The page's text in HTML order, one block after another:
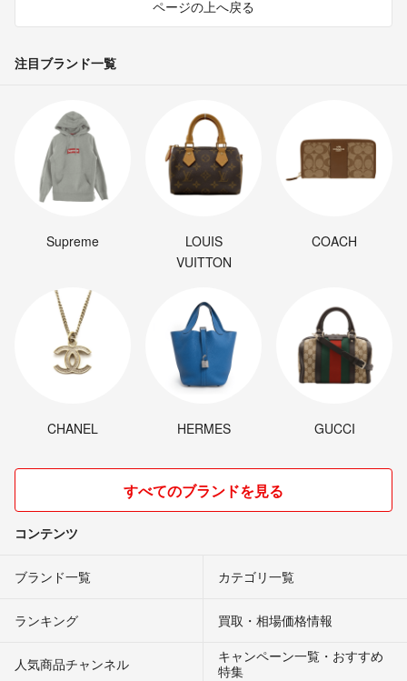
ページの上へ戻る
注目ブランド一覧
Supreme
LOUIS
VUITTON
COACH
CHANEL HERMES GUCCI
すべてのブランドを見る
コンテンツ
ブランド一覧 カテゴリ一覧
ランキング 買取・相場価格情報
人気商品チャンネル
キャンペーン一覧・おすすめ
特集